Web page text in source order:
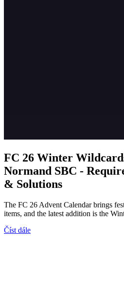
FC 26 Winter
Normand SBC -
& Solutions
The FC 26 Advent Calendar brings
items, and the latest addition is the
Číst dále